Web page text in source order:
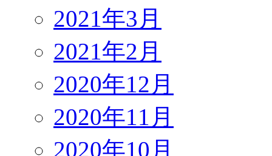
2021年3月
2021年2月
2020年12月
2020年11月
2020年10月